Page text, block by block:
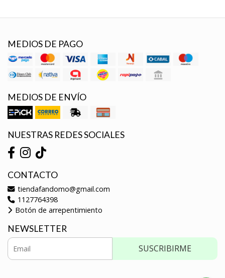
MEDIOS DE PAGO
MEDIOS DE ENVÍO
NUESTRAS REDES SOCIALES
CONTACTO
tiendafandomo@gmail.com
1127764398
Botón de arrepentimiento
NEWSLETTER
SUSCRIBIRME